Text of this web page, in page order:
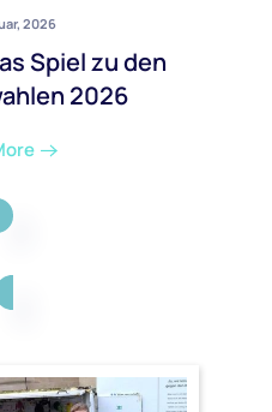
2026
Spiel zu den
2026